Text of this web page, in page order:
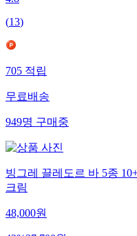
4.8
(13)
705적립
무료배송
949명구매중
빙그레 끌레도르 바 5종
크림
48,000원